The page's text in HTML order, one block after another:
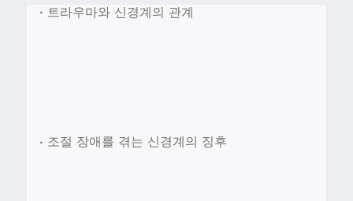
• 트라우마와 신경계의 관계
• 조절 장애를 겪는 신경계의 징후